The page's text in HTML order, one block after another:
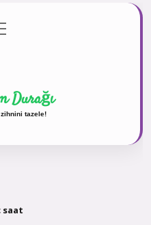
Durağı
tazele!
saat